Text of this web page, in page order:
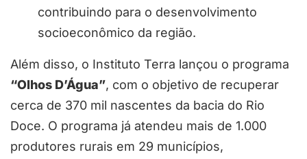
contribuindo para o desenvolvimento
socioeconômico da região.
Além disso, o Instituto Terra lançou o programa
“Olhos D’Água”, com o objetivo de recuperar
cerca de 370 mil nascentes da bacia do Rio
Doce. O programa já atendeu mais de 1.000
produtores rurais em 29 municípios,